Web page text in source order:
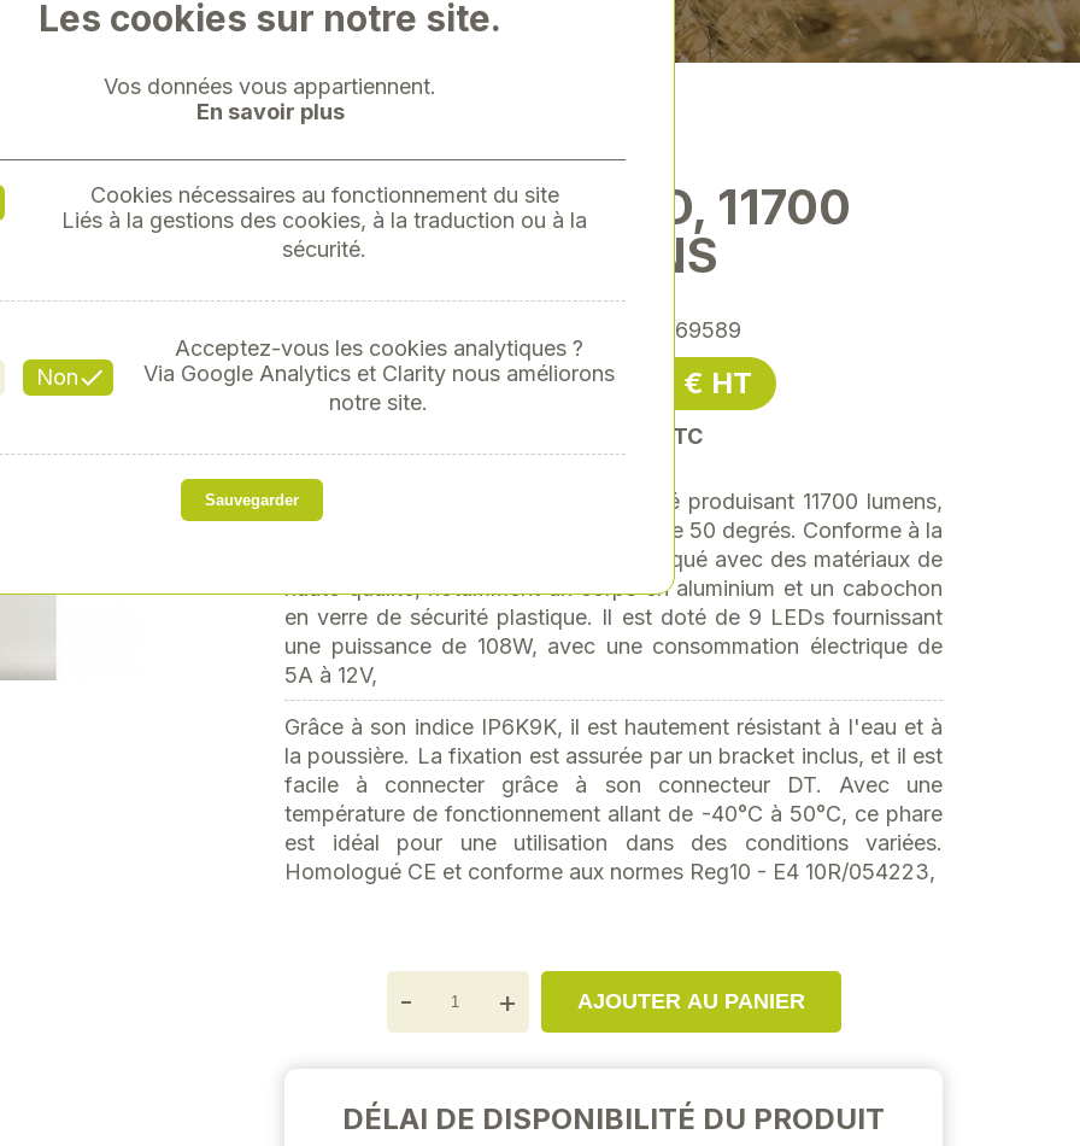
PHARE À LED, 11700
LUMENS
: SPA-169589
86,53 €HT 69,00 € HT
soit 82,80 € TTC
Découvrez notre phare de travail carré produisant 11700 lumens,
avec un angle de faisceau concentré de 50 degrés. Conforme à la
classification RoHS, ce phare est fabriqué avec des matériaux de
haute qualité, notamment un corps en aluminium et un cabochon
en verre de sécurité plastique. Il est doté de 9 LEDs fournissant
une puissance de 108W, avec une consommation électrique de
5A à 12V,
Grâce à son indice IP6K9K, il est hautement résistant à l'eau et à
la poussière. La fixation est assurée par un bracket inclus, et il est
facile à connecter grâce à son connecteur DT. Avec une
température de fonctionnement allant de -40°C à 50°C, ce phare
est idéal pour une utilisation dans des conditions variées.
Homologué CE et conforme aux normes Reg10 - E4 10R/054223,
- + AJOUTER AU PANIER
DÉLAI DE DISPONIBILITÉ DU PRODUIT
Les cookies sur notre site.
Vos données vous appartiennent.
En savoir plus
Cookies nécessaires au fonctionnement du site
Liés à la gestions des cookies, à la traduction ou à la
sécurité.
Non
Acceptez-vous les cookies analytiques ?
Via Google Analytics et Clarity nous améliorons
notre site.
Sauvegarder